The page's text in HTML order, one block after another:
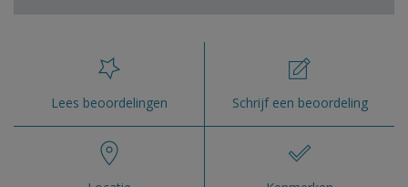
Lees beoordelingen Schrijf een beoordeling